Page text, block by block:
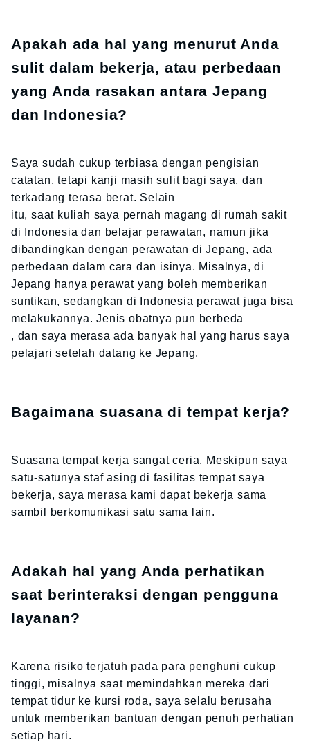
Apakah ada hal yang menurut Anda
sulit dalam bekerja, atau perbedaan
yang Anda rasakan antara Jepang
dan Indonesia?
Saya sudah cukup terbiasa dengan pengisian
catatan, tetapi kanji masih sulit bagi saya, dan
terkadang terasa berat. Selain
itu, saat kuliah saya pernah magang di rumah sakit
di Indonesia dan belajar perawatan, namun jika
dibandingkan dengan perawatan di Jepang, ada
perbedaan dalam cara dan isinya. Misalnya, di
Jepang hanya perawat yang boleh memberikan
suntikan, sedangkan di Indonesia perawat juga bisa
melakukannya. Jenis obatnya pun berbeda
, dan saya merasa ada banyak hal yang harus saya
pelajari setelah datang ke Jepang.
Bagaimana suasana di tempat kerja?
Suasana tempat kerja sangat ceria. Meskipun saya
satu-satunya staf asing di fasilitas tempat saya
bekerja, saya merasa kami dapat bekerja sama
sambil berkomunikasi satu sama lain.
Adakah hal yang Anda perhatikan
saat berinteraksi dengan pengguna
layanan?
Karena risiko terjatuh pada para penghuni cukup
tinggi, misalnya saat memindahkan mereka dari
tempat tidur ke kursi roda, saya selalu berusaha
untuk memberikan bantuan dengan penuh perhatian
setiap hari.